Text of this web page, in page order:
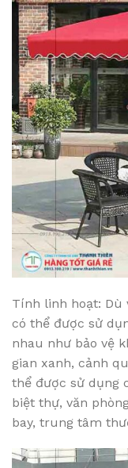
Tính linh hoạt: Dù
có thể được sử
nhau như bảo vệ
gian xanh, cảnh
thể được sử dụng
biệt thự, văn
bay, trung tâm